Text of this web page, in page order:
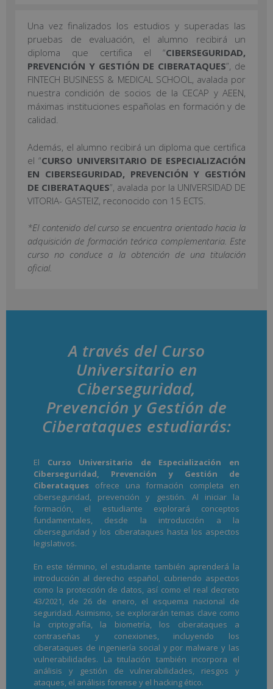
Una vez finalizados los estudios y superadas las
pruebas de evaluación, el alumno recibirá un
diploma que certifica el “CIBERSEGURIDAD,
PREVENCIÓN Y GESTIÓN DE CIBERATAQUES”, de
FINTECH BUSINESS & MEDICAL SCHOOL, avalada por
nuestra condición de socios de la CECAP y AEEN,
máximas instituciones españolas en formación y de
calidad.
Además, el alumno recibirá un diploma que certifica
el “CURSO UNIVERSITARIO DE ESPECIALIZACIÓN
EN CIBERSEGURIDAD, PREVENCIÓN Y GESTIÓN
DE CIBERATAQUES”, avalada por la UNIVERSIDAD DE
VITORIA- GASTEIZ, reconocido con 15 ECTS.
*El contenido del curso se encuentra orientado hacia la
adquisición de formación teórica complementaria. Este
curso no conduce a la obtención de una titulación
oficial.
A través del Curso
Universitario en
Ciberseguridad,
Prevención y Gestión de
Ciberataques estudiarás:
El Curso Universitario de Especialización en
Ciberseguridad, Prevención y Gestión de
Ciberataques ofrece una formación completa en
ciberseguridad, prevención y gestión. Al iniciar la
formación, el estudiante explorará conceptos
fundamentales, desde la introducción a la
ciberseguridad y los ciberataques hasta los aspectos
legislativos.
En este término, el estudiante también aprenderá la
introducción al derecho español, cubriendo aspectos
como la protección de datos, así como el real decreto
43/2021, de 26 de enero, el esquema nacional de
seguridad. Asimismo, se explorarán temas clave como
la criptografía, la biometría, los ciberataques a
contraseñas y conexiones, incluyendo los
ciberataques de ingeniería social y por malware y las
vulnerabilidades. La titulación también incorpora el
análisis y gestión de vulnerabilidades, riesgos y
ataques, el análisis forense y el hacking ético.